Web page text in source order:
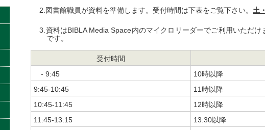
図書館職員が資料を準備します。受付時間は下表をご覧下さい。 土
資料はBIBLA Media Space内のマイクロリーダーでご利用いただ
です。
受付時間
- 9:45
10時以降
9:45-10:45
11時以降
10:45-11:45
12時以降
11:45-13:15
13:30以降